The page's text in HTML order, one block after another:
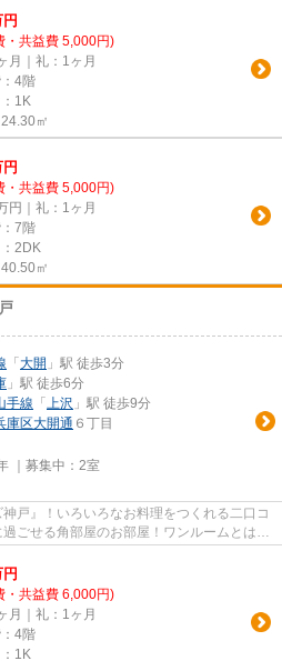
円
・共益費 5,000円)
月｜礼：1ヶ月
4階
1K
㎡
円
・共益費 5,000円)
円｜礼：1ヶ月
7階
2DK
㎡
「 大開 」駅 徒歩3分
」駅 徒歩6分
手線 「 上沢 」駅 徒歩9分
庫区大開通 ６丁目
｜募集中： 2室
戸』！いろいろなお料理をつくれる二口コ
ごせる角部屋のお部屋！ワンルームとはち
円
・共益費 6,000円)
月｜礼：1ヶ月
4階
1K